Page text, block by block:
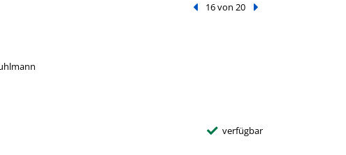
Vorheriger Treffer
16 von 20 Nächster Treffer
verfügbar